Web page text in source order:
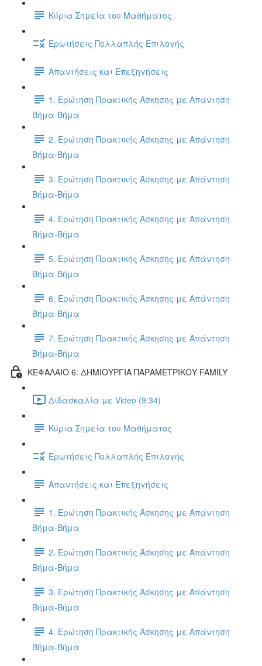
Κύρια Σημεία του Μαθήματος
Ερωτήσεις Πολλαπλής Επιλογής
Απαντήσεις και Επεξηγήσεις
1. Ερώτηση Πρακτικής Άσκησης με Απάντηση
Βήμα-Βήμα
2. Ερώτηση Πρακτικής Άσκησης με Απάντηση
Βήμα-Βήμα
3. Ερώτηση Πρακτικής Άσκησης με Απάντηση
Βήμα-Βήμα
4. Ερώτηση Πρακτικής Άσκησης με Απάντηση
Βήμα-Βήμα
5. Ερώτηση Πρακτικής Άσκησης με Απάντηση
Βήμα-Βήμα
6. Ερώτηση Πρακτικής Άσκησης με Απάντηση
Βήμα-Βήμα
7. Ερώτηση Πρακτικής Άσκησης με Απάντηση
Βήμα-Βήμα
ΚΕΦΑΛΑΙΟ 6: ΔΗΜΙΟΥΡΓΙΑ ΠΑΡΑΜΕΤΡΙΚΟΥ FAMILY
Διδασκαλία με Video (9:34)
Κύρια Σημεία του Μαθήματος
Ερωτήσεις Πολλαπλής Επιλογής
Απαντήσεις και Επεξηγήσεις
1. Ερώτηση Πρακτικής Άσκησης με Απάντηση
Βήμα-Βήμα
2. Ερώτηση Πρακτικής Άσκησης με Απάντηση
Βήμα-Βήμα
3. Ερώτηση Πρακτικής Άσκησης με Απάντηση
Βήμα-Βήμα
4. Ερώτηση Πρακτικής Άσκησης με Απάντηση
Βήμα-Βήμα